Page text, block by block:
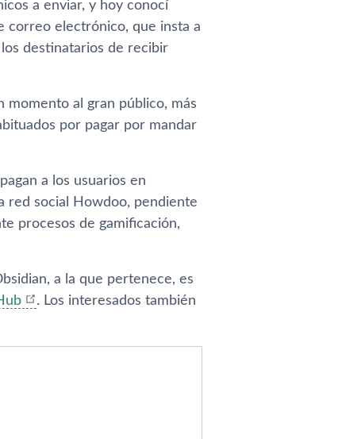
a enviar, y hoy conocí
correo electrónico, que insta a
destinatarios de recibir
momento al gran público, más
por pagar por mandar
a los usuarios en
red social Howdoo, pendiente
procesos de gamificación,
a la que pertenece, es
. Los interesados también